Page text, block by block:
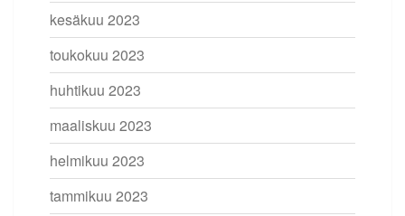
kesäkuu 2023
toukokuu 2023
huhtikuu 2023
maaliskuu 2023
helmikuu 2023
tammikuu 2023